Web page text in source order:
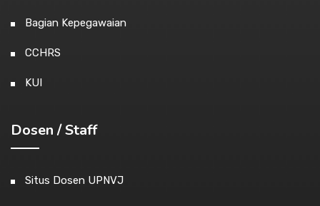
Bagian Kepegawaian
CCHRS
KUI
Dosen / Staff
Situs Dosen UPNVJ